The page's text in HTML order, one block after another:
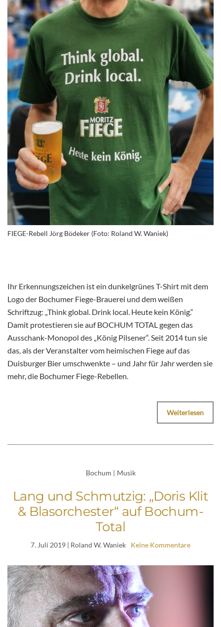
FIEGE-Rebell Jörg Bödeker (Foto: Roland W. Waniek)
Ihr Erkennungszeichen ist ein dunkelgrünes T-Shirt mit dem
Logo der Bochumer Fiege-Brauerei und dem weißen
Schriftzug: „Think global. Drink local. Heute kein König.“
Damit protestieren sie auf BOCHUM TOTAL gegen das
Ausschank-Monopol des „König Pilsener“. Seit 2014 tun sie
das, als der Veranstalter vom heimischen Fiege auf das
Duisburger Bier umschwenkte – und Jahr für Jahr werden sie
mehr, die Bochumer Fiege-Rebellen.
Weiterlesen
Bochum | Musik
Lang und Schmutzig: „Doris Klit
& Blasorchester“ auf Bochum-
Total
7. Juli 2019 | Roland W. Waniek Keine Kommentare